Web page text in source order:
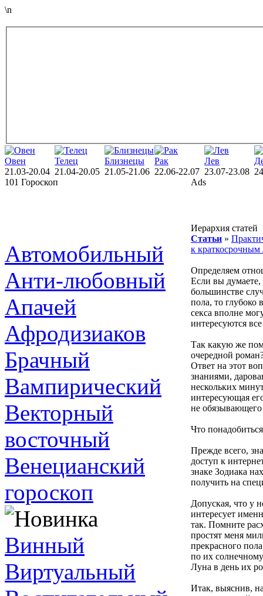
\n
Овен
21.03-20.04
Телец
21.04-20.05
Близнецы
21.05-21.06
Рак
22.06-22.07
Лев
23.07-23.08
101 Гороскоп
Автомобильный
Анти-любовный
Апачей
Афродизиаков
Брачный
Вампирический
Векторный
восточный
Венецианский
гороскоп
Винный
Виртуальный
Ads
Иерархия статей
Статьи »
к
Определяем
Если вы думаете,
большинстве
пола, то глубоко
секса вполне
интересуются
Так какую же
очередной
Ответ на этот
знаниями,
нескольких
интересующая
не
Что
Прежде всего,
доступ к
знаке Зодиака
получить на
Допуская, что у
интересует
так. Помните
простят меня
прекрасного
по их солнечному
Луна в день их
Итак, выяснив,